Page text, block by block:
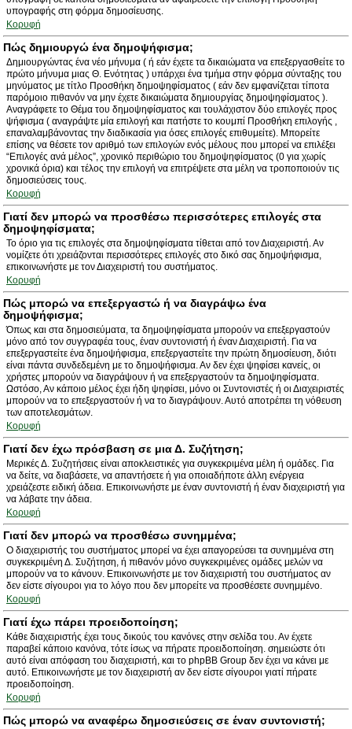
υπογραφής στη φόρμα δημοσίευσης.
Κορυφή
Πώς δημιουργώ ένα δημοψήφισμα;
Δημιουργώντας ένα νέο μήνυμα ( ή εάν έχετε τα δικαιώματα να επεξεργασθείτε το
πρώτο μήνυμα μιας Θ. Ενότητας ) υπάρχει ένα τμήμα στην φόρμα σύνταξης του
μηνύματος με τίτλο Προσθήκη δημοψηφίσματος ( εάν δεν εμφανίζεται τίποτα
παρόμοιο πιθανόν να μην έχετε δικαιώματα δημιουργίας δημοψηφίσματος ).
Αναγράφετε το Θέμα του δημοψηφίσματος και τουλάχιστον δύο επιλογές προς
ψήφισμα ( αναγράψτε μία επιλογή και πατήστε το κουμπί Προσθήκη επιλογής ,
επαναλαμβάνοντας την διαδικασία για όσες επιλογές επιθυμείτε). Μπορείτε
επίσης να θέσετε τον αριθμό των επιλογών ενός μέλους που μπορεί να επιλέξει
“Επιλογές ανά μέλος”, χρονικό περιθώριο του δημοψηφίσματος (0 για χωρίς
χρονικά όρια) και τέλος την επιλογή να επιτρέψετε στα μέλη να τροποποιούν τις
δημοσιεύσεις τους.
Κορυφή
Γιατί δεν μπορώ να προσθέσω περισσότερες επιλογές στα
δημοψηφίσματα;
Το όριο για τις επιλογές στα δημοψηφίσματα τίθεται από τον Διαχειριστή. Αν
νομίζετε ότι χρειάζονται περισσότερες επιλογές στο δικό σας δημοψήφισμα,
επικοινωνήστε με τον Διαχειριστή του συστήματος.
Κορυφή
Πώς μπορώ να επεξεργαστώ ή να διαγράψω ένα
δημοψήφισμα;
Όπως και στα δημοσιεύματα, τα δημοψηφίσματα μπορούν να επεξεργαστούν
μόνο από τον συγγραφέα τους, έναν συντονιστή ή έναν Διαχειριστή. Για να
επεξεργαστείτε ένα δημοψήφισμα, επεξεργαστείτε την πρώτη δημοσίευση, διότι
είναι πάντα συνδεδεμένη με το δημοψήφισμα. Αν δεν έχει ψηφίσει κανείς, οι
χρήστες μπορούν να διαγράψουν ή να επεξεργαστούν τα δημοψηφίσματα.
Ωστόσο, Αν κάποιο μέλος έχει ήδη ψηφίσει, μόνο οι Συντονιστές ή οι Διαχειριστές
μπορούν να το επεξεργαστούν ή να το διαγράψουν. Αυτό αποτρέπει τη νόθευση
των αποτελεσμάτων.
Κορυφή
Γιατί δεν έχω πρόσβαση σε μια Δ. Συζήτηση;
Μερικές Δ. Συζητήσεις είναι αποκλειστικές για συγκεκριμένα μέλη ή ομάδες. Για
να δείτε, να διαβάσετε, να απαντήσετε ή για οποιαδήποτε άλλη ενέργεια
χρειάζεστε ειδική άδεια. Επικοινωνήστε με έναν συντονιστή ή έναν διαχειριστή για
να λάβατε την άδεια.
Κορυφή
Γιατί δεν μπορώ να προσθέσω συνημμένα;
Ο διαχειριστής του συστήματος μπορεί να έχει απαγορεύσει τα συνημμένα στη
συγκεκριμένη Δ. Συζήτηση, ή πιθανόν μόνο συγκεκριμένες ομάδες μελών να
μπορούν να το κάνουν. Επικοινωνήστε με τον διαχειριστή του συστήματος αν
δεν είστε σίγουροι για το λόγο που δεν μπορείτε να προσθέσετε συνημμένο.
Κορυφή
Γιατί έχω πάρει προειδοποίηση;
Κάθε διαχειριστής έχει τους δικούς του κανόνες στην σελίδα του. Αν έχετε
παραβεί κάποιο κανόνα, τότε ίσως να πήρατε προειδοποίηση. σημειώστε ότι
αυτό είναι απόφαση του διαχειριστή, και το phpBB Group δεν έχει να κάνει με
αυτό. Επικοινωνήστε με τον διαχειριστή αν δεν είστε σίγουροι γιατί πήρατε
προειδοποίηση.
Κορυφή
Πώς μπορώ να αναφέρω δημοσιεύσεις σε έναν συντονιστή;